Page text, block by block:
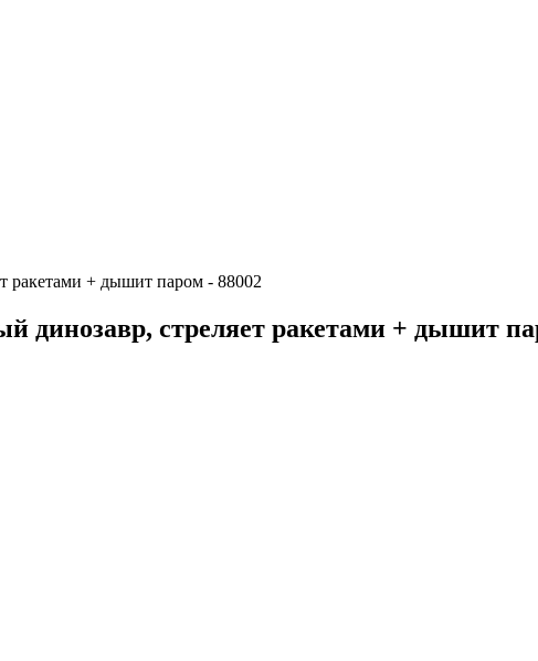
ракетами + дышит паром - 88002
динозавр, стреляет ракетами + дышит